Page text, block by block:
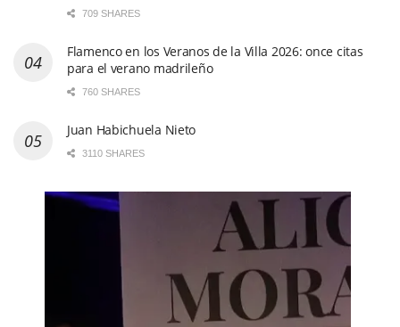
709 SHARES
Flamenco en los Veranos de la Villa 2026: once citas
para el verano madrileño
760 SHARES
Juan Habichuela Nieto
3110 SHARES